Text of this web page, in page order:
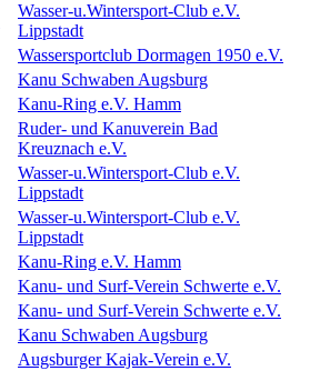
Wasser-u.Wintersport-Club e.V.
Lippstadt
Wassersportclub Dormagen 1950 e.V.
Kanu Schwaben Augsburg
Kanu-Ring e.V. Hamm
Ruder- und Kanuverein Bad
Kreuznach e.V.
Wasser-u.Wintersport-Club e.V.
Lippstadt
Wasser-u.Wintersport-Club e.V.
Lippstadt
Kanu-Ring e.V. Hamm
Kanu- und Surf-Verein Schwerte e.V.
Kanu- und Surf-Verein Schwerte e.V.
Kanu Schwaben Augsburg
Augsburger Kajak-Verein e.V.